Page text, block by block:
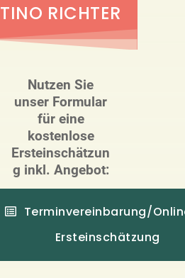
TINO RICHTER
Nutzen Sie
unser Formular
für eine
kostenlose
Ersteinschätzun
g inkl. Angebot:
Terminvereinbarung/
Ersteinschätzung